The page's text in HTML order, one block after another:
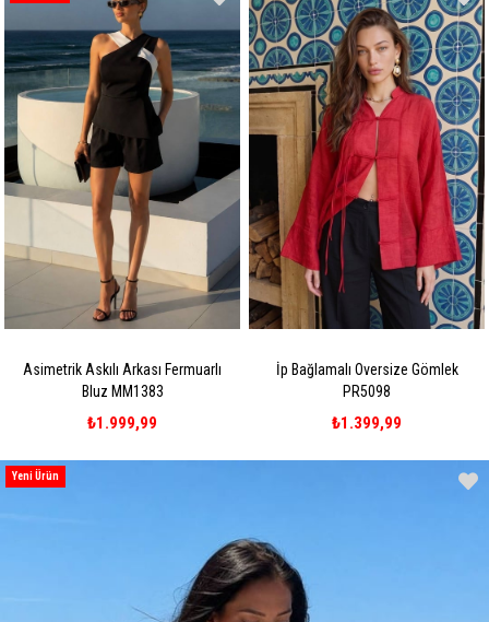
Asimetrik Askılı Arkası Fermuarlı
Bluz MM1383
₺1.999,99
İp Bağlamalı Oversize Gömlek
PR5098
₺1.399,99
Yeni Ürün